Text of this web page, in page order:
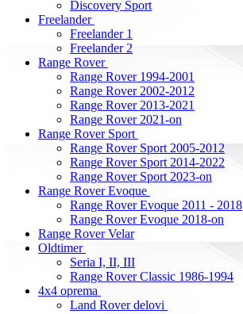
Discovery Sport
Freelander
Freelander 1
Freelander 2
Range Rover
Range Rover 1994-2001
Range Rover 2002-2012
Range Rover 2013-2021
Range Rover 2021-on
Range Rover Sport
Range Rover Sport 2005-2012
Range Rover Sport 2014-2022
Range Rover Sport 2023-on
Range Rover Evoque
Range Rover Evoque 2011 - 2018
Range Rover Evoque 2018-on
Range Rover Velar
Oldtimer
Seria I, II, III
Range Rover Classic 1986-1994
4x4 oprema
Land Rover delovi